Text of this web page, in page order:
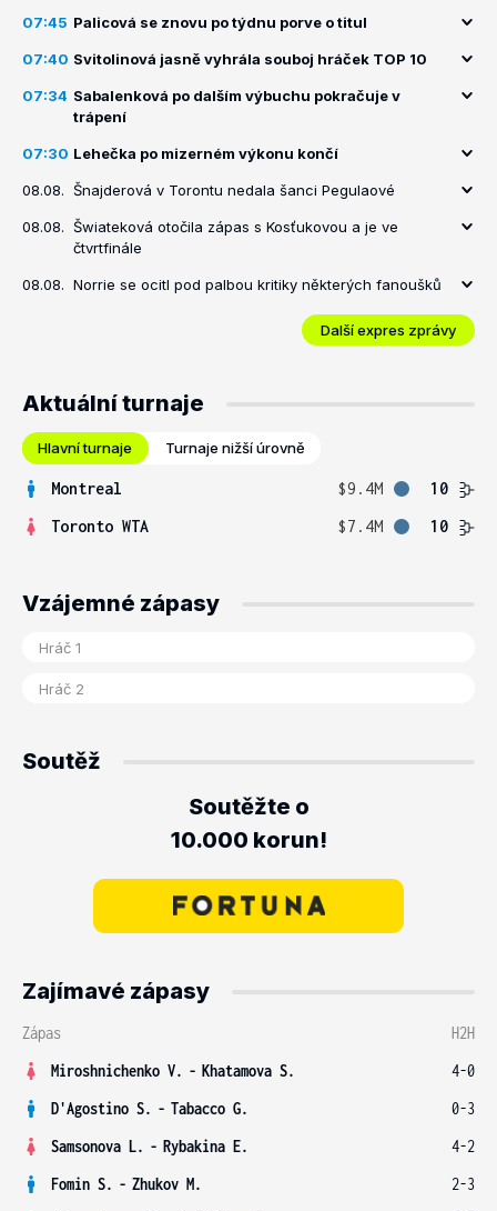
07:45 Palicová se znovu po týdnu porve o titul
07:40 Svitolinová jasně vyhrála souboj hráček TOP 10
07:34 Sabalenková po dalším výbuchu pokračuje v
trápení
07:30 Lehečka po mizerném výkonu končí
08.08. Šnajderová v Torontu nedala šanci Pegulaové
08.08. Šwiateková otočila zápas s Kosťukovou a je ve
čtvrtfinále
08.08. Norrie se ocitl pod palbou kritiky některých fanoušků
Další expres zprávy
Aktuální turnaje
Hlavní turnaje Turnaje nižší úrovně
Montreal $9.4M
10
Toronto WTA
$7.4M 10
Vzájemné zápasy
Soutěž
Soutěžte o
10.000 korun!
Zajímavé zápasy
Zápas
H2H
Miroshnichenko V. - Khatamova S.
4-0
D'Agostino S. - Tabacco G.
0-3
Samsonova L. - Rybakina E.
4-2
Fomin S. - Zhukov M.
2-3